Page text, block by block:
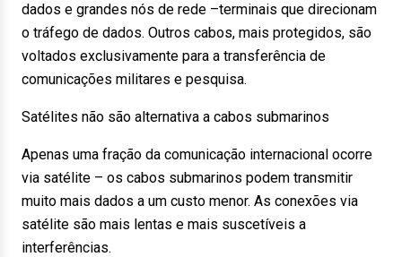
dados e grandes nós de rede –terminais que direcionam
o tráfego de dados. Outros cabos, mais protegidos, são
voltados exclusivamente para a transferência de
comunicações militares e pesquisa.
Satélites não são alternativa a cabos submarinos
Apenas uma fração da comunicação internacional ocorre
via satélite – os cabos submarinos podem transmitir
muito mais dados a um custo menor. As conexões via
satélite são mais lentas e mais suscetíveis a
interferências.